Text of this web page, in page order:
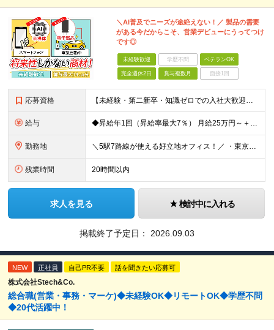
＼AI普及でニーズが途絶えない！／ 製品の需要
がある今だからこそ、営業デビューにうってつけ
です◎
未経験歓迎 学歴不問 ベテランOK
完全週休2日 賞与複数月 面接1回
応募資格 【未経験・第二新卒・知識ゼロでの入社大歓迎！】 ★高卒以上／若手層が多数活躍中！ ＼こんな方を歓迎します／ □「立ち仕事や不規則なシフトから卒業したい」 □ 営業の経験も、理系・電気の知識も全くなし
給与 ◆昇給年1回（昇給率最大7％） 月給25万円～＋賞与年2回（昨年度4ヶ月分支給） ※前職の給与・経験・能力を考慮の上、決定いたします。 ※試用期間3ヶ月（期間中の条件変更なし）
勤務地 ＼5駅7路線が使える好立地オフィス！／ ・東京メトロ銀座線「末広町駅」「上野広小路駅」より徒歩約3分 ・JR各線「御徒町駅」より徒歩約4〜6分 ・都営大江戸線「上野御徒町駅」、日比谷線「仲御徒町駅」な
残業時間 20時間以内
求人を見る 検討中に入れる
掲載終了予定日： 2026.09.03
NEW 正社員 自己PR不要 話を聞きたい応募可
株式会社Stech&Co.
総合職(営業・事務・マーケ)◆未経験OK◆リモートOK◆学歴不問
◆20代活躍中！